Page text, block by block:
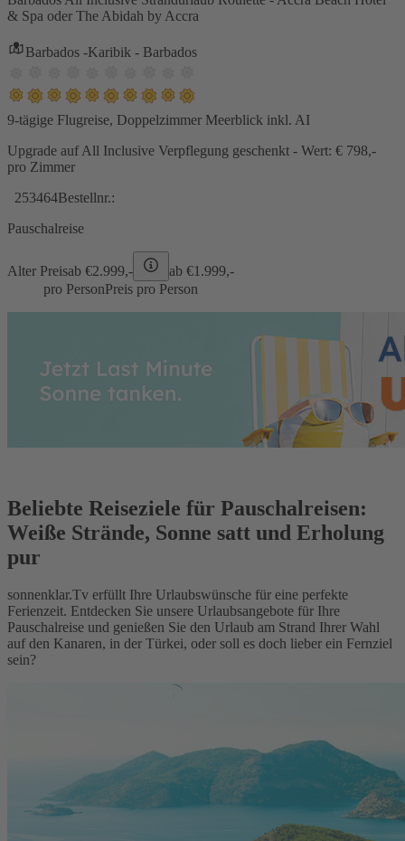
& Spa oder The Abidah by Accra
Barbados -Karibik - Barbados
9-tägige Flugreise, Doppelzimmer Meerblick inkl. AI
Upgrade auf All Inclusive Verpflegung geschenkt - Wert: € 798,-
pro Zimmer
253464Bestellnr.:
Pauschalreise
Alter Preisab €2.999,- ab €1.999,-
pro PersonPreis pro Person
Beliebte Reiseziele für Pauschalreisen:
Weiße Strände, Sonne satt und Erholung
pur
sonnenklar.Tv erfüllt Ihre Urlaubswünsche für eine perfekte
Ferienzeit. Entdecken Sie unsere Urlaubsangebote für Ihre
Pauschalreise und genießen Sie den Urlaub am Strand Ihrer Wahl
auf den Kanaren, in der Türkei, oder soll es doch lieber ein Fernziel
sein?